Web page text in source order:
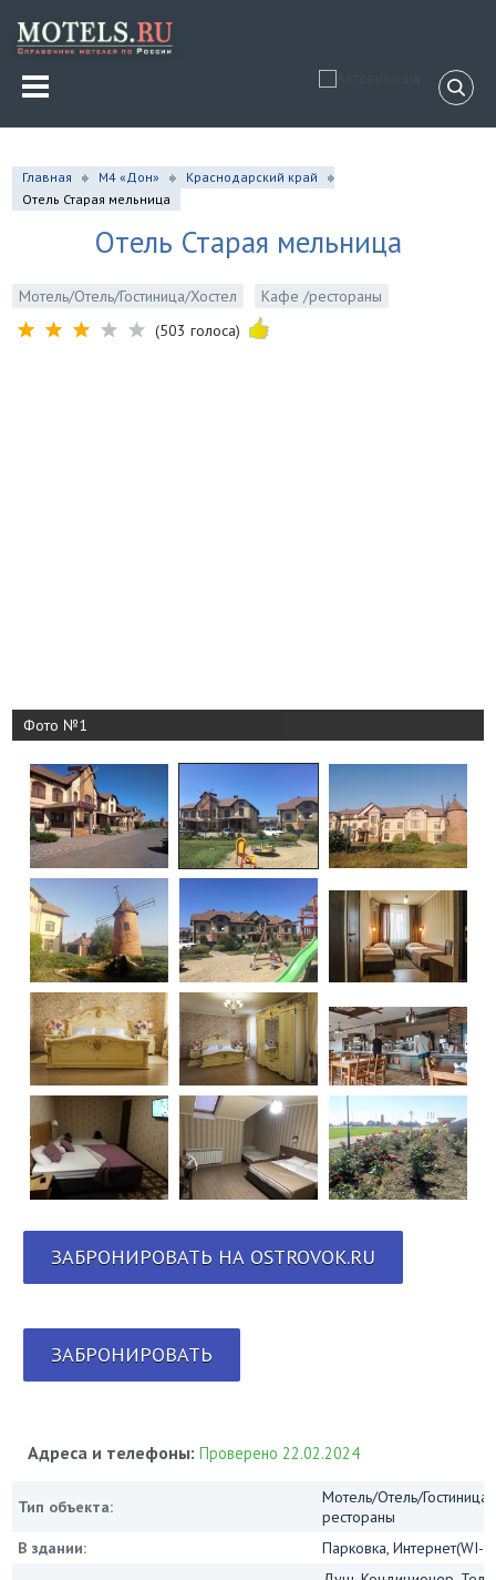
Главная М4 «Дон»
Краснодарский край
Отель Старая мельница
Отель Старая мельница
Мотель/Отель/Гостиница/Хостел
Кафе /рестораны
(503 голоса)
Фото №1
ЗАБРОНИРОВАТЬ НА OSTROVOK.RU
ЗАБРОНИРОВАТЬ
Адреса и телефоны:Проверено 22.02.2024
Тип объекта:
Мотель/Отель/
рестораны
В здании:
Парковка, Интернет(WI-